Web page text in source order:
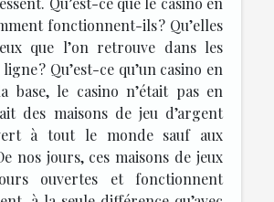
fonctionnent-ils ? Qu’elles
que l’on retrouve dans les
? Qu’est-ce qu’un casino en
base, le casino n’était pas en
des maisons de jeu d’argent
à tout le monde sauf aux
nos jours, ces maisons de jeux
ouvertes et fonctionnent